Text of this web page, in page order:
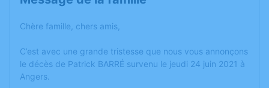
Chère famille, chers amis,
C’est avec une grande tristesse que nous vous annonçons
le décès de Patrick BARRÉ survenu le jeudi 24 juin 2021 à
Angers.